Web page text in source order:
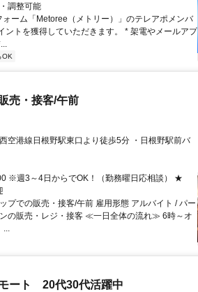
調整可能
ーム「Metoree（メトリー）」のテレアポメンバ
ントを獲得していただきます。 * 架電やメールアプ
OK
売・接客/午前
空港線日根野駅東口より徒歩5分 ・日根野駅前バ
※週3～4日からでOK！（勤務曜日応相談） ★
プでの販売・接客/午前 雇用形態 アルバイト / パー
の販売・レジ・接客 ≪一日全体の流れ≫ 6時～オ
...
ート 20代30代活躍中